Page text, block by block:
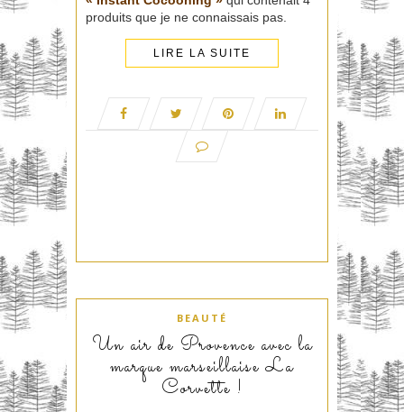
produits que je ne connaissais pas.
LIRE LA SUITE
BEAUTÉ
Un air de Provence avec la
marque marseillaise La
Corvette !